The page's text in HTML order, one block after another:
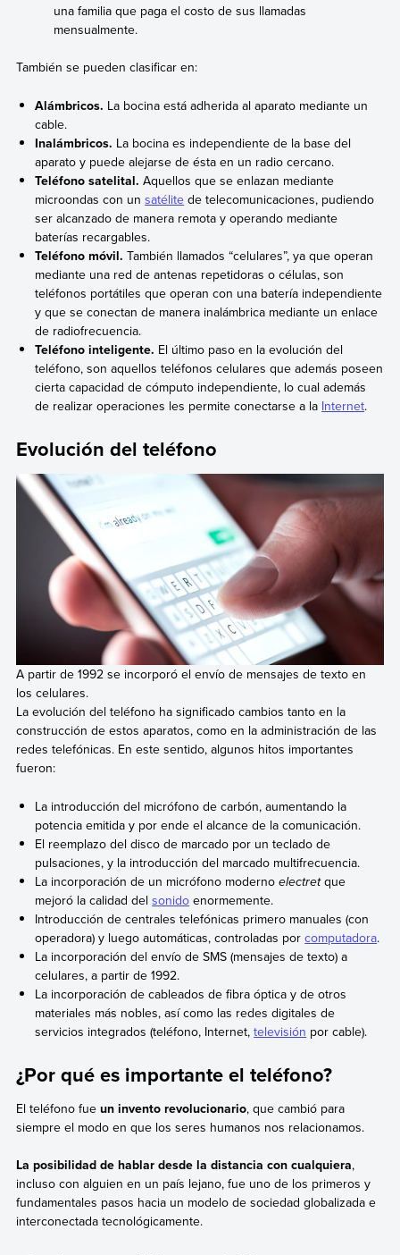
una familia que paga el costo de sus llamadas
mensualmente.
También se pueden clasificar en:
Alámbricos. La bocina está adherida al aparato mediante un
cable.
Inalámbricos. La bocina es independiente de la base del
aparato y puede alejarse de ésta en un radio cercano.
Teléfono satelital. Aquellos que se enlazan mediante
microondas con unsatélite de telecomunicaciones, pudiendo
ser alcanzado de manera remota y operando mediante
baterías recargables.
Teléfono móvil. También llamados “celulares”, ya que operan
mediante una red de antenas repetidoras o células, son
teléfonos portátiles que operan con una batería independiente
y que se conectan de manera inalámbrica mediante un enlace
de radiofrecuencia.
Teléfono inteligente. El último paso en la evolución del
teléfono, son aquellos teléfonos celulares que además poseen
cierta capacidad de cómputo independiente, lo cual además
de realizar operaciones les permite conectarse a la Internet.
Evolución del teléfono
A partir de 1992 se incorporó el envío de mensajes de texto en
los celulares.
La evolución del teléfono ha significado cambios tanto en la
construcción de estos aparatos, como en la administración de las
redes telefónicas. En este sentido, algunos hitos importantes
fueron:
La introducción del micrófono de carbón, aumentando la
potencia emitida y por ende el alcance de la comunicación.
El reemplazo del disco de marcado por un teclado de
pulsaciones, y la introducción del marcado multifrecuencia.
La incorporación de un micrófono modernoelectretque
mejoró la calidad delsonido enormemente.
Introducción de centrales telefónicas primero manuales (con
operadora) y luego automáticas, controladas porcomputadora.
La incorporación del envío de SMS (mensajes de texto) a
celulares, a partir de 1992.
La incorporación de cableados de fibra óptica y de otros
materiales más nobles, así como las redes digitales de
servicios integrados (teléfono, Internet,televisión por cable).
¿Por qué es importante el teléfono?
El teléfono fueun invento revolucionario, que cambió para
siempre el modo en que los seres humanos nos relacionamos.
La posibilidad de hablar desde la distancia con cualquiera,
incluso con alguien en un país lejano, fue uno de los primeros y
fundamentales pasos hacia un modelo de sociedad globalizada e
interconectada tecnológicamente.